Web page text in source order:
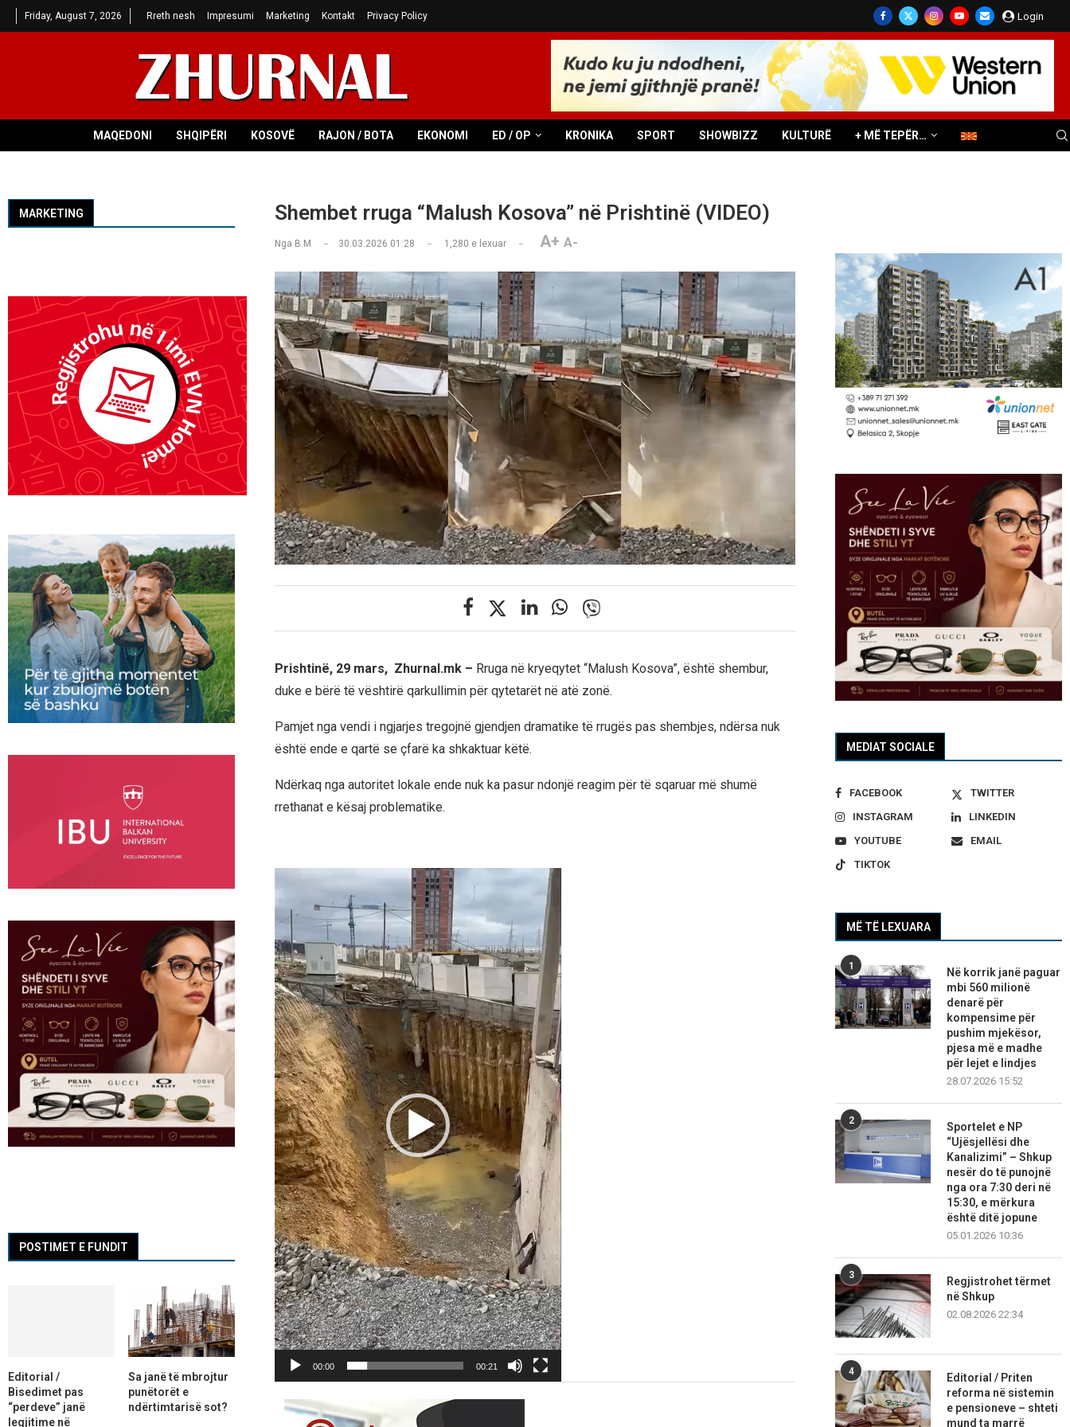
Friday, August 7, 2026 Rreth nesh Impresumi Marketing Kontakt Privacy Policy Login
MAQEDONI SHQIPËRI KOSOVË RAJON / BOTA EKONOMI ED / OP KRONIKA SPORT SHOWBIZZ KULTURË + MË TEPËR…
Shembet rruga “Malush Kosova” në Prishtinë (VIDEO)
Nga B.M 30.03.2026 01:28 1,280 e lexuar A+ A-
Prishtinë, 29 mars, Zhurnal.mk – Rruga në kryeqytet “Malush Kosova”, është shembur,
duke e bërë të vështirë qarkullimin për qytetarët në atë zonë.
Pamjet nga vendi i ngjarjes tregojnë gjendjen dramatike të rrugës pas shembjes, ndërsa nuk
është ende e qartë se çfarë ka shkaktuar këtë.
Ndërkaq nga autoritet lokale ende nuk ka pasur ndonjë reagim për të sqaruar më shumë
rrethanat e kësaj problematike.
Video
00:00 00:21
MEDIAT SOCIALE
FACEBOOK
TWITTER
INSTAGRAM
LINKEDIN
YOUTUBE
EMAIL
TIKTOK
MË TË LEXUARA
1
Në korrik janë paguar
mbi 560 milionë
denarë për
kompensime për
pushim mjekësor,
pjesa më e madhe
për lejet e lindjes
28.07.2026 15:52
2
Sportelet e NP
“Ujësjellësi dhe
Kanalizimi” – Shkup
nesër do të punojnë
nga ora 7:30 deri në
15:30, e mërkura
është ditë jopune
05.01.2026 10:36
3
Regjistrohet tërmet
në Shkup
02.08.2026 22:34
4
Editorial / Priten
reforma në sistemin
e pensioneve – shteti
mund ta marrë
MARKETING
POSTIMET E FUNDIT
Editorial /
Bisedimet pas
“perdeve” janë
legjitime në
Sa janë të mbrojtur
punëtorët e
ndërtimtarisë sot?